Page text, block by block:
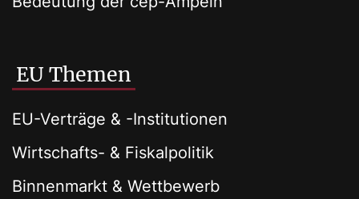
EU Themen
EU-Verträge & -Institutionen
Wirtschafts- & Fiskalpolitik
Binnenmarkt & Wettbewerb